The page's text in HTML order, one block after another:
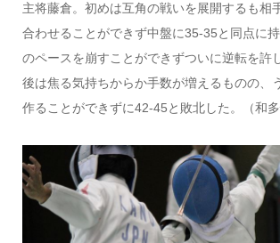
主将藤倉。初めは互角の戦いを展開するも相
合わせることができず中盤に35-35と同点に
のペースを崩すことができずついに逆転を許
後は焦る気持ちからか手数が増えるものの、
作ることができずに42-45と敗北した。（和多